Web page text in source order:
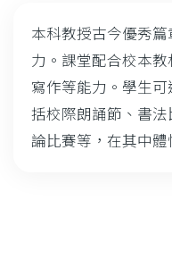
本科教授古今優秀
力。課堂配合校本教
寫作等能力。學生
括校際朗誦節、書
論比賽等，在其中體